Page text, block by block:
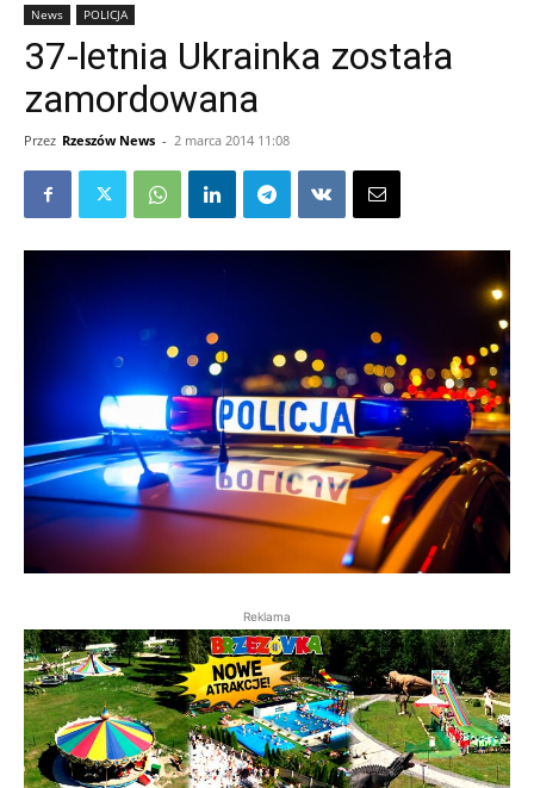
News POLICJA
37-letnia Ukrainka została
zamordowana
Przez Rzeszów News - 2 marca 2014 11:08
Reklama